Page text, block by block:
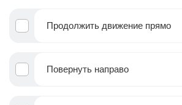
Продолжить движение прямо
Повернуть направо